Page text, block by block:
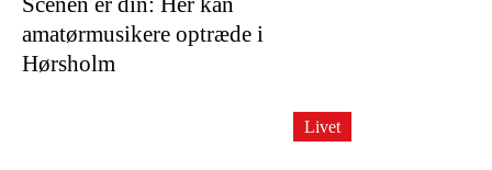
amatørmusikere optræde i
Hørsholm
Livet